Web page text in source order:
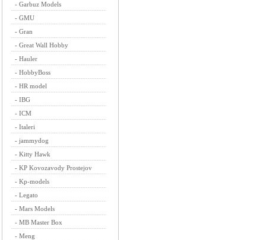
- Garbuz Models
- GMU
- Gran
- Great Wall Hobby
- Hauler
- HobbyBoss
- HR model
- IBG
- ICM
- Italeri
- jammydog
- Kitty Hawk
- KP Kovozavody Prostejov
- Kp-models
- Legato
- Mars Models
- MB Master Box
- Meng